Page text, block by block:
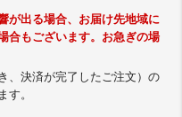
が出る場合、お届け先地域に
合もございます。お急ぎの場
、決済が完了したご注文）の
す。